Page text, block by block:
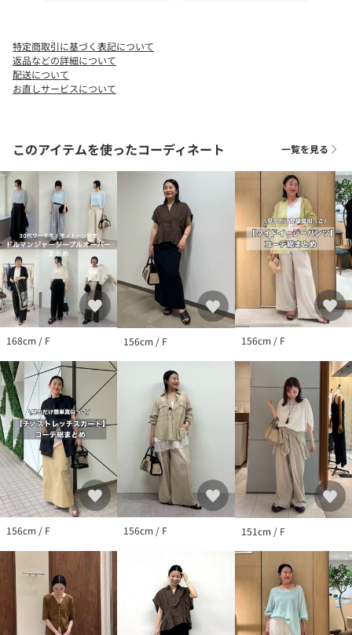
通しの良い場所で陰干しをすると軽減されます。
・水濡れや摩擦などにより色落ちや色移りする可能性がありま
す。色の薄い衣類等と合わせて使用する場合は特にご注意くださ
い。
※画像の商品はサンプルです。
実際の商品と仕様、加工などが若干異なる場合があります。
また、生産過程上の都合により、洗濯表記や混率、サイズスペッ
ク等が多少変更になる可能性がございます。
予めご了承ください。
※トップの画像は、光の具合で色味が違って見える場合がありま
す。
◆気になる商品は「お気に入り」登録を◆
ハートマークをクリックし、お好きなカラーを選んでお気に入り
入荷情報や残り1点の通知、完売カラーの再入荷、セール情報など
を受け取ることができます。
特定商取引に基づく表記について
返品などの詳細について
配送について
お直しサービスについて
このアイテムを使ったコーディネート 一覧を見る
168cm / F 156cm / F 156cm / F
156cm / F 156cm / F 151cm / F